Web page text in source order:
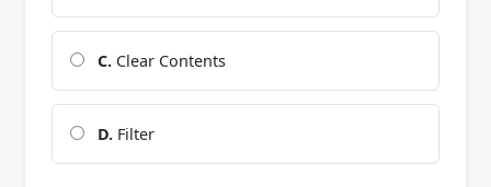
C. Clear Contents
D. Filter